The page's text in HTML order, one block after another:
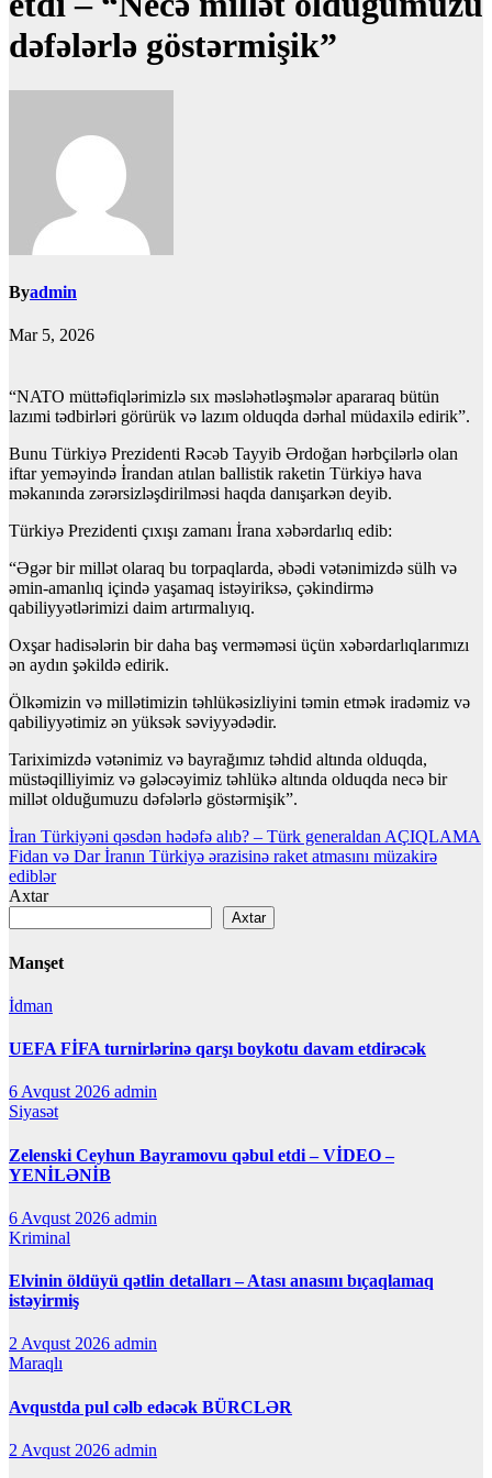
dəfələrlə göstərmişik”
Byadmin
Mar 5, 2026
“NATO müttəfiqlərimizlə sıx məsləhətləşmələr apararaq bütün
lazımi tədbirləri görürük və lazım olduqda dərhal müdaxilə edirik”.
Bunu Türkiyə Prezidenti Rəcəb Tayyib Ərdoğan hərbçilərlə olan
iftar yeməyində İrandan atılan ballistik raketin Türkiyə hava
məkanında zərərsizləşdirilməsi haqda danışarkən deyib.
Türkiyə Prezidenti çıxışı zamanı İrana xəbərdarlıq edib:
“Əgər bir millət olaraq bu torpaqlarda, əbədi vətənimizdə sülh və
əmin-amanlıq içində yaşamaq istəyiriksə, çəkindirmə
qabiliyyətlərimizi daim artırmalıyıq.
Oxşar hadisələrin bir daha baş verməməsi üçün xəbərdarlıqlarımızı
ən aydın şəkildə edirik.
Ölkəmizin və millətimizin təhlükəsizliyini təmin etmək iradəmiz və
qabiliyyətimiz ən yüksək səviyyədədir.
Tariximizdə vətənimiz və bayrağımız təhdid altında olduqda,
müstəqilliyimiz və gələcəyimiz təhlükə altında olduqda necə bir
millət olduğumuzu dəfələrlə göstərmişik”.
Yazı
naviqasiyası
İran Türkiyəni qəsdən hədəfə alıb? – Türk generaldan AÇIQLAMA
Fidan və Dar İranın Türkiyə ərazisinə raket atmasını müzakirə
ediblər
Axtar
Axtar
Manşet
İdman
UEFA FİFA turnirlərinə qarşı boykotu davam etdirəcək
6 Avqust 2026 admin
Siyasət
Zelenski Ceyhun Bayramovu qəbul etdi – VİDEO –
YENİLƏNİB
6 Avqust 2026 admin
Kriminal
Elvinin öldüyü qətlin detalları – Atası anasını bıçaqlamaq
istəyirmiş
2 Avqust 2026 admin
Maraqlı
Avqustda pul cəlb edəcək BÜRCLƏR
2 Avqust 2026 admin